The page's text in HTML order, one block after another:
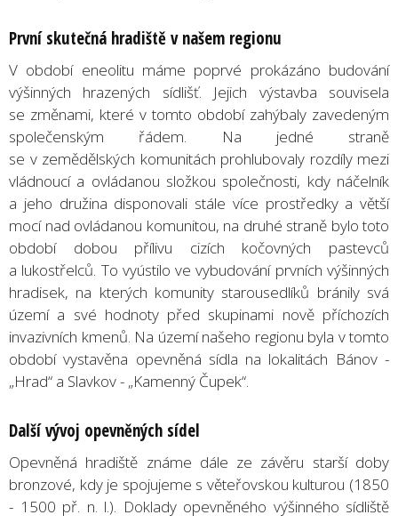
První skutečná hradiště v našem regionu
V období eneolitu máme poprvé prokázáno budování
výšinných hrazených sídlišť. Jejich výstavba souvisela
se změnami, které v tomto období zahýbaly zavedeným
společenským řádem. Na jedné straně
se v zemědělských komunitách prohlubovaly rozdíly mezi
vládnoucí a ovládanou složkou společnosti, kdy náčelník
a jeho družina disponovali stále více prostředky a větší
mocí nad ovládanou komunitou, na druhé straně bylo toto
období dobou přílivu cizích kočovných pastevců
a lukostřelců. To vyústilo ve vybudování prvních výšinných
hradisek, na kterých komunity starousedlíků bránily svá
území a své hodnoty před skupinami nově příchozích
invazivních kmenů. Na území našeho regionu byla v tomto
období vystavěna opevněná sídla na lokalitách Bánov -
„Hrad“ a Slavkov - „Kamenný Čupek“.
Další vývoj opevněných sídel
Opevněná hradiště známe dále ze závěru starší doby
bronzové, kdy je spojujeme s věteřovskou kulturou (1850
- 1500 př. n. l.). Doklady opevněného výšinného sídliště